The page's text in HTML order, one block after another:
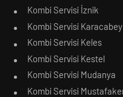
Kombi Servisi İznik
Kombi Servisi Karacabey
Kombi Servisi Keles
Kombi Servisi Kestel
Kombi Servisi Mudanya
Kombi Servisi